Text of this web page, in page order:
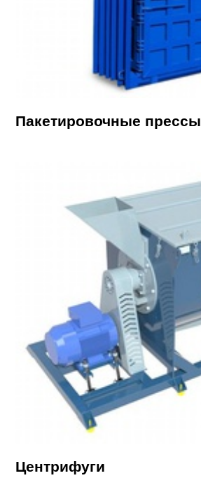
Пакетировочные прессы
Центрифуги